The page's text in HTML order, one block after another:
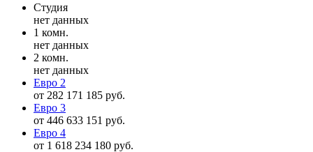
Студия
нет данных
1 комн.
нет данных
2 комн.
нет данных
Евро 2
от 282 171 185 руб.
Евро 3
от 446 633 151 руб.
Евро 4
от 1 618 234 180 руб.